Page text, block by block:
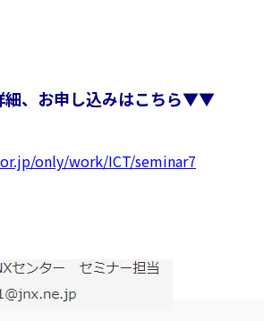
、お申し込みはこちら▼▼
only/work/ICT/seminar7